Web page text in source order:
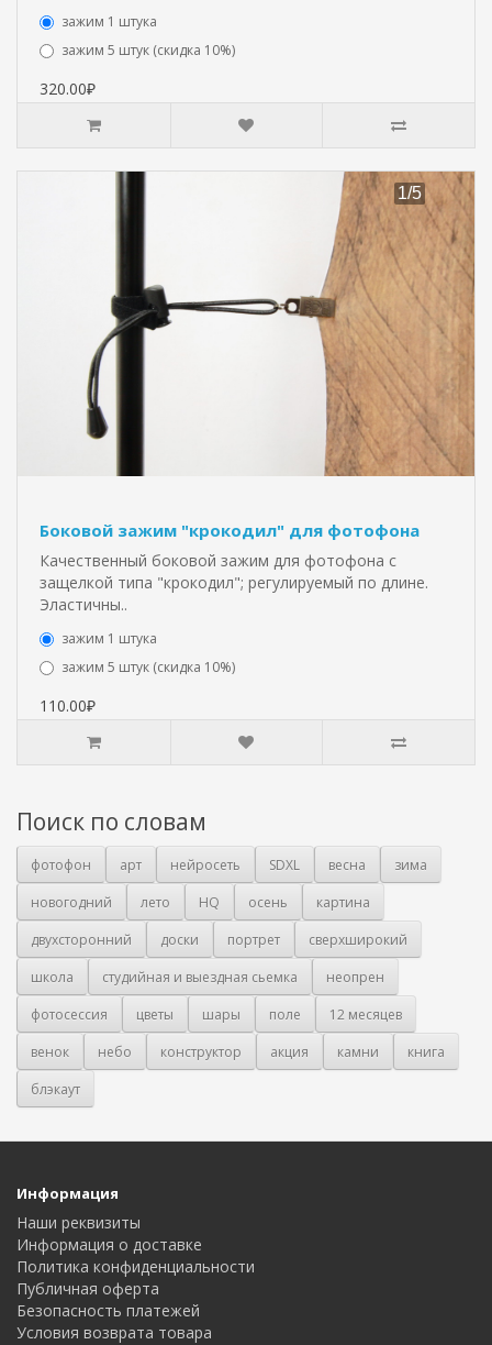
зажим 1 штука
зажим 5 штук (скидка 10%)
320.00₽
Боковой зажим "крокодил" для фотофона
Качественный боковой зажим для фотофона с
защелкой типа "крокодил"; регулируемый по длине.
Эластичны..
зажим 1 штука
зажим 5 штук (скидка 10%)
110.00₽
Поиск по словам
фотофон арт нейросеть SDXL весна
зима
новогодний
лето HQ осень
картина
двухсторонний
доски портрет
сверхширокий
школа
студийная и выездная сьемка
неопрен
фотосессия
цветы шары поле
12 месяцев
венок
небо конструктор акция камни
книга
блэкаут
Информация
Наши реквизиты
Информация о доставке
Политика конфиденциальности
Публичная оферта
Безопасность платежей
Условия возврата товара